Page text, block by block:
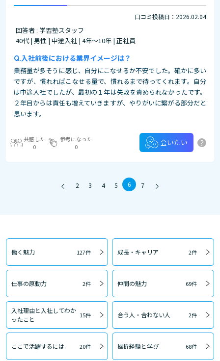
口コミ投稿日：2026.02.04
回答者 : 学習塾スタッフ
40代 | 男性 | 中途入社 | 4年～10年 | 正社員
入社前後における業界イメージは？
業務量が多そうに感じ、自分にこなせるか不安でした。確かに多い
ですが、慣れればこなせる量で、慣れるまで待ってくれます。自分
は中途入社でしたが、最初の１年は失敗を責められなかったです。
２年目からは責任も増えていきますが、やりがいに繋がる部分だと
思います。
共感した
0
参考になった
0
会いたい ?
2 3 4 5 6 7
働く魅力 127件 成長・キャリア 2件
仕事の原動力 2件 仲間の魅力 69件
入社理由と入社してわか
ったこと
15件 合う人・合わない人 2件
ここで活躍するには 20件 挫折経験と学び 68件